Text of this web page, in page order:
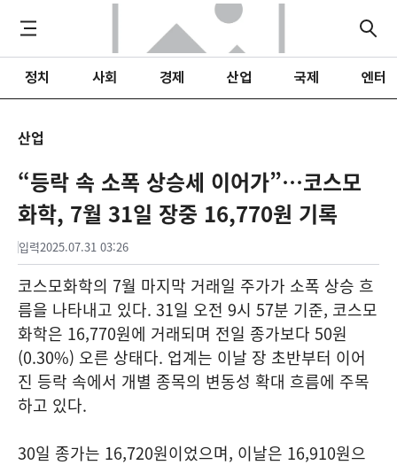
정치 사회 경제 산업 국제 엔터
산업
“등락 속 소폭 상승세 이어가”…코스모
화학, 7월 31일 장중 16,770원 기록
입력2025.07.31 03:26
코스모화학의 7월 마지막 거래일 주가가 소폭 상승 흐
름을 나타내고 있다. 31일 오전 9시 57분 기준, 코스모
화학은 16,770원에 거래되며 전일 종가보다 50원
(0.30%) 오른 상태다. 업계는 이날 장 초반부터 이어
진 등락 속에서 개별 종목의 변동성 확대 흐름에 주목
하고 있다.
30일 종가는 16,720원이었으며, 이날은 16,910원으